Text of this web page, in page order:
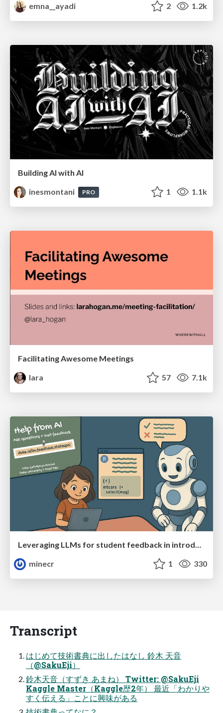
emna__ayadi
2 1.2k
Building AI with AI
inesmontani
PRO 1 1.1k
Facilitating Awesome Meetings
lara
57 7.1k
minecr
1 330
Transcript
はじめて技術書典に出したはなし 鈴木 天音
（@SakuEji）
鈴木天音（すずき あまね） Twitter: @SakuEji
Kaggle Master（Kaggle歴2年） 最近「わかりや
すく伝える」ことに興味がある